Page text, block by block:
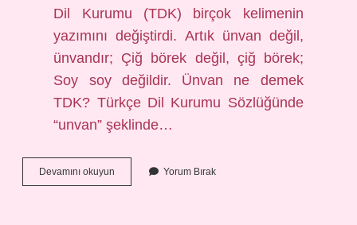
Dil Kurumu (TDK) birçok kelimenin
yazımını değiştirdi. Artık ünvan değil,
ünvandır; Çiğ börek değil, çiğ börek;
Soy soy değildir. Ünvan ne demek
TDK? Türkçe Dil Kurumu Sözlüğünde
“unvan” şeklinde…
Devamını okuyun
Kelimesi
Yorum Bırak